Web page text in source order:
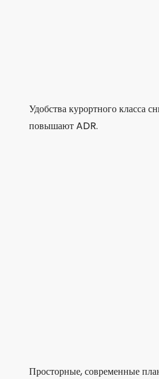
Удобства курортного класса
повышают ADR.
Просторные, современные